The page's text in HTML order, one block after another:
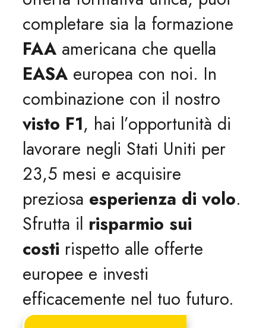
completare sia la formazione
FAA americana che quella
EASA europea con noi. In
combinazione con il nostro
visto F1, hai l’opportunità di
lavorare negli Stati Uniti per
23,5 mesi e acquisire
preziosa esperienza di volo.
Sfrutta il risparmio sui
costi rispetto alle offerte
europee e investi
efficacemente nel tuo futuro.